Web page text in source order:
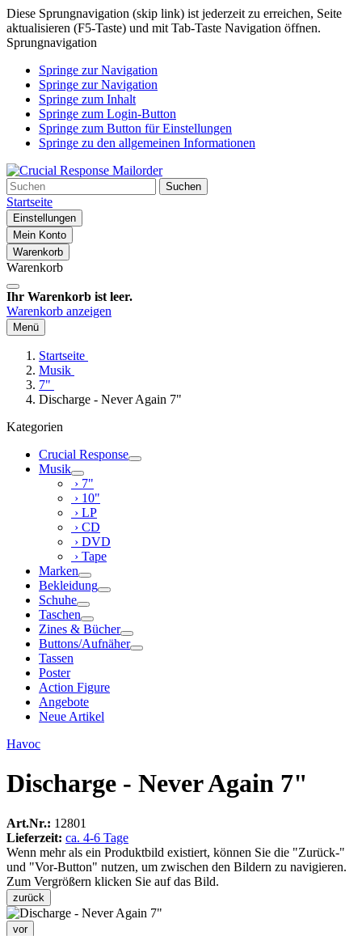
Diese Sprungnavigation (skip link) ist jederzeit zu erreichen, Seite
aktualisieren (F5-Taste) und mit Tab-Taste Navigation öffnen.
Sprungnavigation
Springe zur Navigation
Springe zur Navigation
Springe zum Inhalt
Springe zum Login-Button
Springe zum Button für Einstellungen
Springe zu den allgemeinen Informationen
Suchen
Startseite
Einstellungen
Mein Konto
Warenkorb
Warenkorb
Ihr Warenkorb ist leer.
Warenkorb anzeigen
Menü
Startseite
Musik
7"
Discharge - Never Again 7"
Kategorien
Crucial Response
Musik
› 7"
› 10"
› LP
› CD
› DVD
› Tape
Marken
Bekleidung
Schuhe
Taschen
Zines & Bücher
Buttons/Aufnäher
Tassen
Poster
Action Figure
Angebote
Neue Artikel
Havoc
Discharge - Never Again 7"
Art.Nr.: 12801
Lieferzeit: ca. 4-6 Tage
Wenn mehr als ein Produktbild existiert, können Sie die "Zurück-"
und "Vor-Button" nutzen, um zwischen den Bildern zu navigieren.
Zum Vergrößern klicken Sie auf das Bild.
zurück
vor